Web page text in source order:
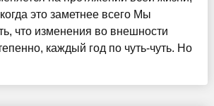
это заметнее всего Мы
что изменения во внешности
каждый год по чуть-чуть. Но